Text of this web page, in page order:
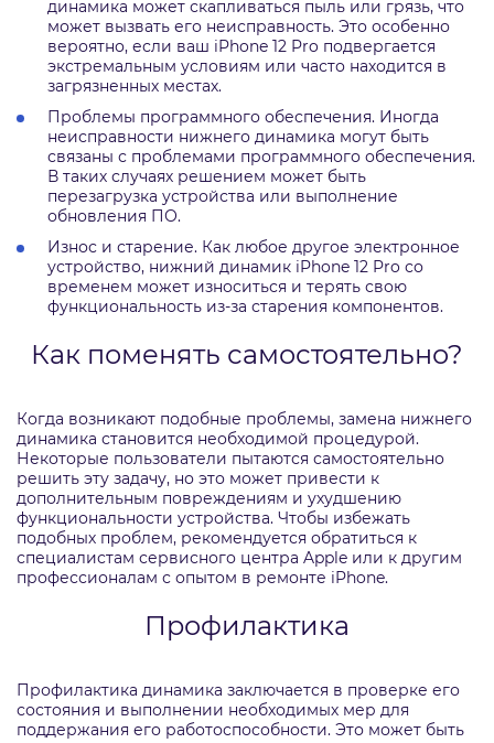
динамика может скапливаться пыль или грязь, что
может вызвать его неисправность. Это особенно
вероятно, если ваш iPhone 12 Pro подвергается
экстремальным условиям или часто находится в
загрязненных местах.
Проблемы программного обеспечения. Иногда
неисправности нижнего динамика могут быть
связаны с проблемами программного обеспечения.
В таких случаях решением может быть
перезагрузка устройства или выполнение
обновления ПО.
Износ и старение. Как любое другое электронное
устройство, нижний динамик iPhone 12 Pro со
временем может износиться и терять свою
функциональность из-за старения компонентов.
Как поменять самостоятельно?
Когда возникают подобные проблемы, замена нижнего
динамика становится необходимой процедурой.
Некоторые пользователи пытаются самостоятельно
решить эту задачу, но это может привести к
дополнительным повреждениям и ухудшению
функциональности устройства. Чтобы избежать
подобных проблем, рекомендуется обратиться к
специалистам сервисного центра Apple или к другим
профессионалам с опытом в ремонте iPhone.
Профилактика
Профилактика динамика заключается в проверке его
состояния и выполнении необходимых мер для
поддержания его работоспособности. Это может быть